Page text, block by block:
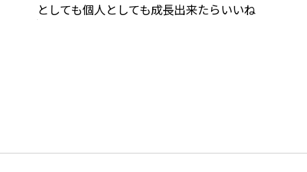
としても個人としても成長出来たらいいね